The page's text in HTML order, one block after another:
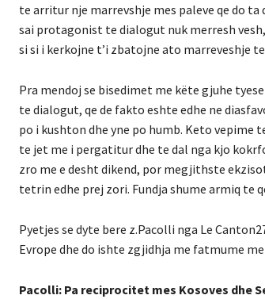
te arritur nje marrevshje mes paleve qe do
sai protagonist te dialogut nuk merresh
si si i kerkojne t’i zbatojne ato marreveshje
Pra mendoj se bisedimet me këte gjuhe
te dialogut, qe de fakto eshte edhe ne
po i kushton dhe yne po humb. Keto
te jet me i pergatitur dhe te dal nga kjo
zro me e desht dikend, por megjithste
tetrin edhe prej zori. Fundja shume armiq te
Pyetjes se dyte bere z.Pacolli nga Le
Evrope dhe do ishte zgjidhja me fatmume
Pacolli: Pa reciprocitet mes Kosoves dhe